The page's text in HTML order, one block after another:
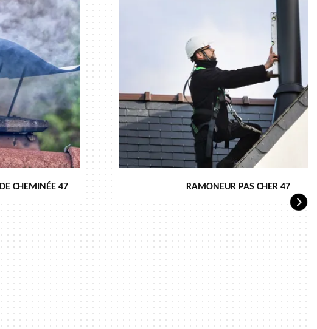
CHEMINÉE 47 RAMONEUR PAS CHER 47